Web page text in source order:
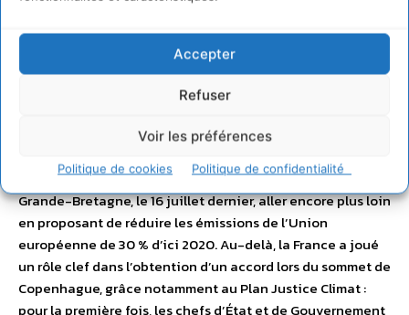
Accepter
Refuser
Voir les préférences
Politique de cookies Politique de confidentialité
centrale au sein des négociations sur le climat. Ainsi, c’est
sous la présidence française de l’Union européenne qu’a
été adopté le Paquet Energie Climat : – 20 % de la
effets de serre et 20 % d’énergies renouvelables au sein
également la France qui a souhaité avec l’Allemagne et la
Grande-Bretagne, le 16 juillet dernier, aller encore plus loin
en proposant de réduire les émissions de l’Union
européenne de 30 % d’ici 2020. Au-delà, la France a joué
un rôle clef dans l’obtention d’un accord lors du sommet de
Copenhague, grâce notamment au Plan Justice Climat :
pour la première fois, les chefs d’État et de Gouvernement